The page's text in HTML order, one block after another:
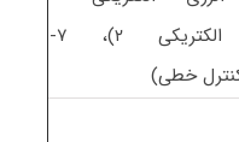
ماشین‌های الکتریکی ۲)، ۷-
خطی)